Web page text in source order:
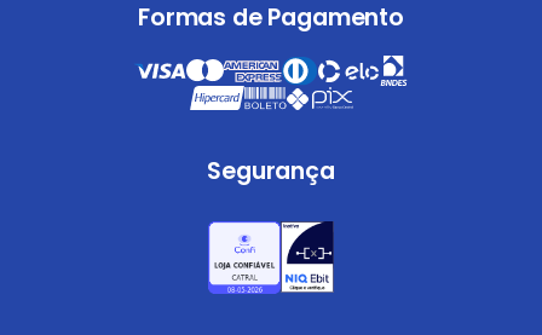
Formas de Pagamento
Segurança